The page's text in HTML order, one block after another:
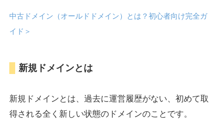
詳細を見る
anipani.jp
DA 37 外部リンク数
中古ドメイン（オールドドメイン）とは？初心者向け完全ガ
イド ＞
新規ドメインとは
新規ドメインとは、過去に運営履歴がない、初めて取
得される全く新しい状態のドメインのことです。